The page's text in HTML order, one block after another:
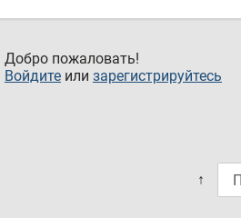
Добро пожаловать!
Войдите или зарегистрируйтесь
↑